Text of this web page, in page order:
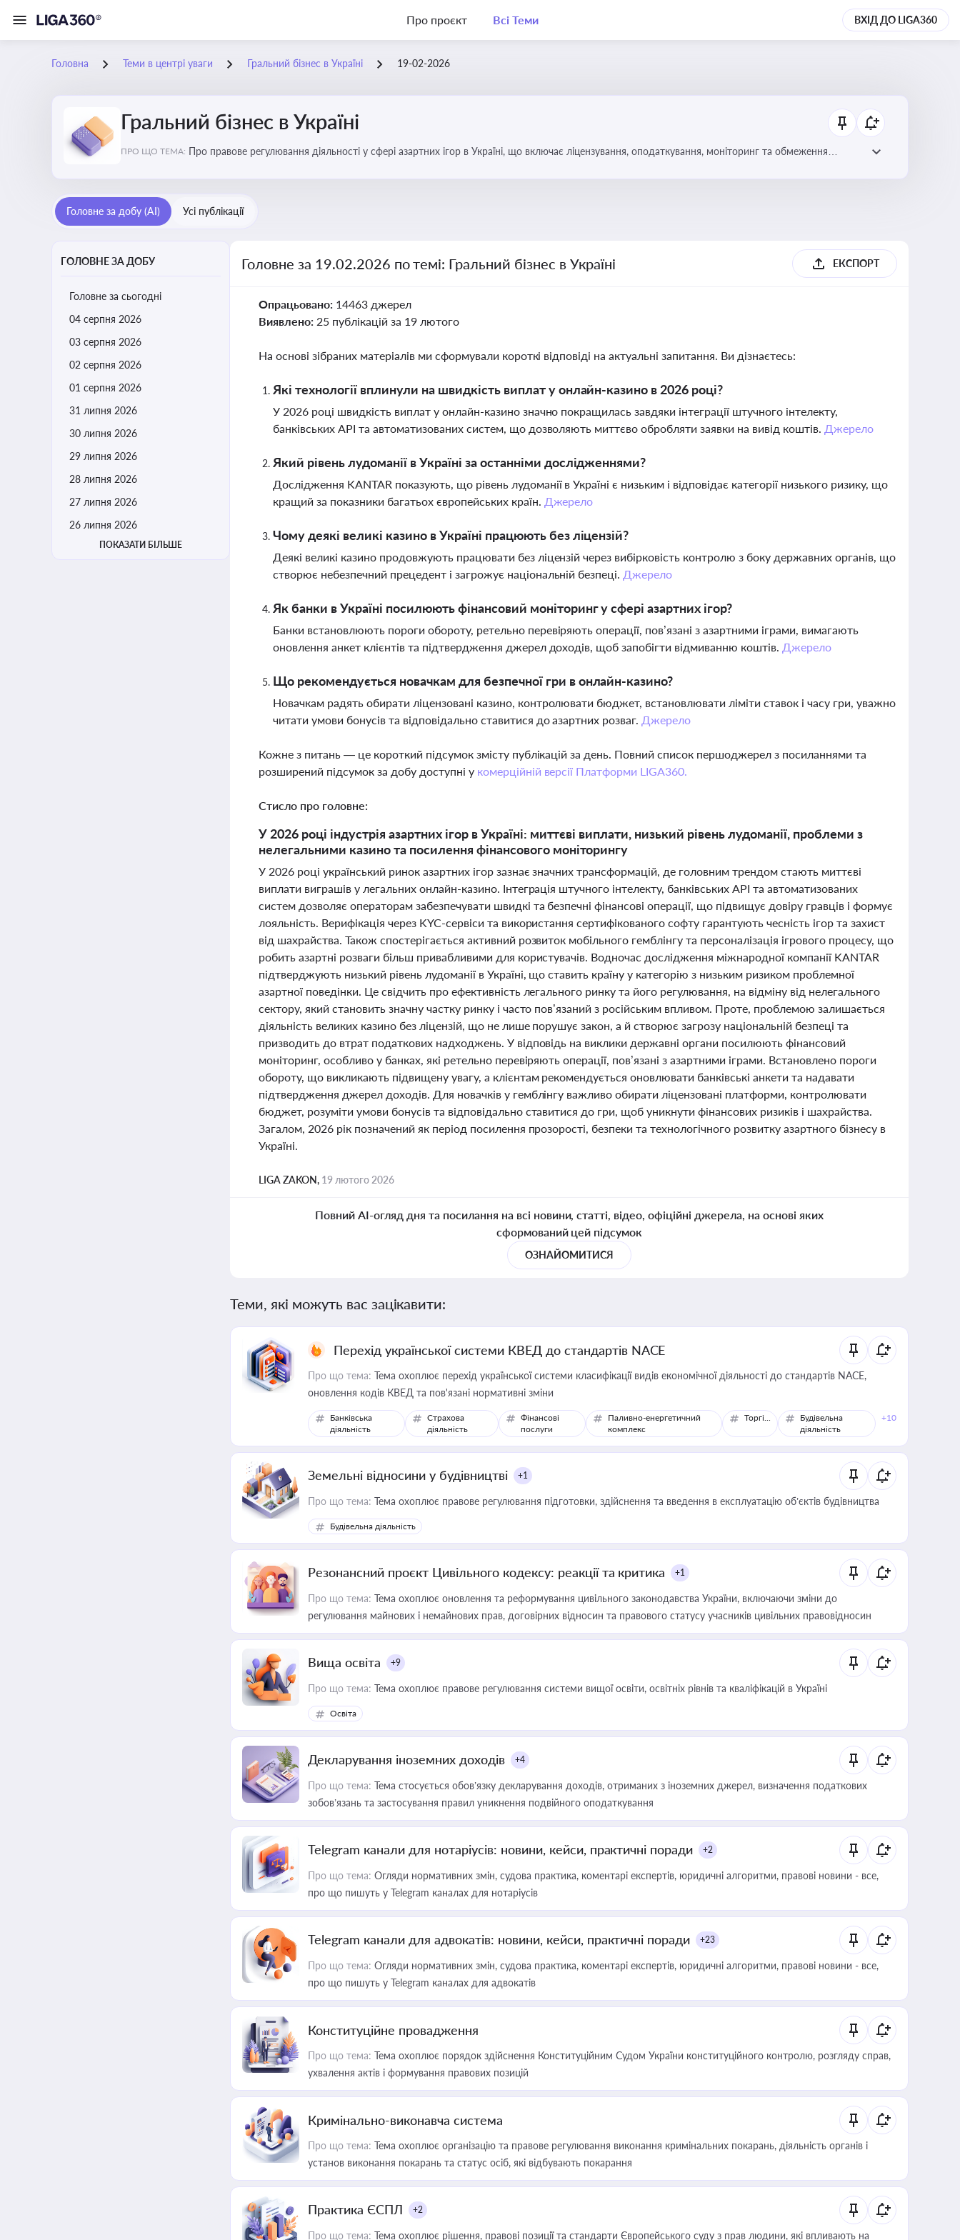
Про проєкт Всі Теми ВХІД ДО LIGA360
Головна Теми в центрі уваги Гральний бізнес в Україні 19-02-2026
Гральний бізнес в Україні
ПРО ЩО ТЕМА: Про правове регулювання діяльності у сфері азартних ігор в Україні, що включає ліцензування, оподаткування, моніторинг та обмеження
Головне за добу (AI) Усі публікації
ГОЛОВНЕ ЗА ДОБУ
Головне за сьогодні
04 серпня 2026
03 серпня 2026
02 серпня 2026
01 серпня 2026
31 липня 2026
30 липня 2026
29 липня 2026
28 липня 2026
27 липня 2026
26 липня 2026
ПОКАЗАТИ БІЛЬШЕ
Головне за 19.02.2026 по темі: Гральний бізнес в Україні ЕКСПОРТ
Опрацьовано: 14463 джерел
Виявлено: 25 публікацій за 19 лютого
На основі зібраних матеріалів ми сформували короткі відповіді на актуальні запитання. Ви дізнаєтесь:
Які технології вплинули на швидкість виплат у онлайн-казино в 2026 році?
У 2026 році швидкість виплат у онлайн-казино значно покращилась завдяки інтеграції штучного інтелекту,
банківських API та автоматизованих систем, що дозволяють миттєво обробляти заявки на вивід коштів. Джерело
Який рівень лудоманії в Україні за останніми дослідженнями?
Дослідження KANTAR показують, що рівень лудоманії в Україні є низьким і відповідає категорії низького ризику, що
кращий за показники багатьох європейських країн. Джерело
Чому деякі великі казино в Україні працюють без ліцензій?
Деякі великі казино продовжують працювати без ліцензій через вибірковість контролю з боку державних органів, що
створює небезпечний прецедент і загрожує національній безпеці. Джерело
Як банки в Україні посилюють фінансовий моніторинг у сфері азартних ігор?
Банки встановлюють пороги обороту, ретельно перевіряють операції, пов’язані з азартними іграми, вимагають
оновлення анкет клієнтів та підтвердження джерел доходів, щоб запобігти відмиванню коштів. Джерело
Що рекомендується новачкам для безпечної гри в онлайн-казино?
Новачкам радять обирати ліцензовані казино, контролювати бюджет, встановлювати ліміти ставок і часу гри, уважно
читати умови бонусів та відповідально ставитися до азартних розваг. Джерело
Кожне з питань — це короткий підсумок змісту публікацій за день. Повний список першоджерел з посиланнями та
розширений підсумок за добу доступні у комерційній версії Платформи LIGA360.
Стисло про головне:
У 2026 році індустрія азартних ігор в Україні: миттєві виплати, низький рівень лудоманії, проблеми з
нелегальними казино та посилення фінансового моніторингу
У 2026 році український ринок азартних ігор зазнає значних трансформацій, де головним трендом стають миттєві
виплати виграшів у легальних онлайн-казино. Інтеграція штучного інтелекту, банківських API та автоматизованих
систем дозволяє операторам забезпечувати швидкі та безпечні фінансові операції, що підвищує довіру гравців і формує
лояльність. Верифікація через KYC-сервіси та використання сертифікованого софту гарантують чесність ігор та захист
від шахрайства. Також спостерігається активний розвиток мобільного гемблінгу та персоналізація ігрового процесу, що
робить азартні розваги більш привабливими для користувачів. Водночас дослідження міжнародної компанії KANTAR
підтверджують низький рівень лудоманії в Україні, що ставить країну у категорію з низьким ризиком проблемної
азартної поведінки. Це свідчить про ефективність легального ринку та його регулювання, на відміну від нелегального
сектору, який становить значну частку ринку і часто пов’язаний з російським впливом. Проте, проблемою залишається
діяльність великих казино без ліцензій, що не лише порушує закон, а й створює загрозу національній безпеці та
призводить до втрат податкових надходжень. У відповідь на виклики державні органи посилюють фінансовий
моніторинг, особливо у банках, які ретельно перевіряють операції, пов’язані з азартними іграми. Встановлено пороги
обороту, що викликають підвищену увагу, а клієнтам рекомендується оновлювати банківські анкети та надавати
підтвердження джерел доходів. Для новачків у гемблінгу важливо обирати ліцензовані платформи, контролювати
бюджет, розуміти умови бонусів та відповідально ставитися до гри, щоб уникнути фінансових ризиків і шахрайства.
Загалом, 2026 рік позначений як період посилення прозорості, безпеки та технологічного розвитку азартного бізнесу в
Україні.
LIGA ZAKON, 19 лютого 2026
Повний AI-огляд дня та посилання на всі новини, статті, відео, офіційні джерела, на основі яких
сформований цей підсумок
ОЗНАЙОМИТИСЯ
Теми, які можуть вас зацікавити:
Перехід української системи КВЕД до стандартів NACE
Про що тема: Тема охоплює перехід української системи класифікації видів економічної діяльності до стандартів NACE,
оновлення кодів КВЕД та пов'язані нормативні зміни
Банківська
діяльність
Страхова
діяльність
Фінансові
послуги
Паливно-енергетичний
комплекс
Торгівля
Будівельна
діяльність
+10
Земельні відносини у будівництві +1
Про що тема: Тема охоплює правове регулювання підготовки, здійснення та введення в експлуатацію об’єктів будівництва
Будівельна діяльність
Резонансний проєкт Цивільного кодексу: реакції та критика +1
Про що тема: Тема охоплює оновлення та реформування цивільного законодавства України, включаючи зміни до
регулювання майнових і немайнових прав, договірних відносин та правового статусу учасників цивільних правовідносин
Вища освіта +9
Про що тема: Тема охоплює правове регулювання системи вищої освіти, освітніх рівнів та кваліфікацій в Україні
Освіта
Декларування іноземних доходів +4
Про що тема: Тема стосується обов’язку декларування доходів, отриманих з іноземних джерел, визначення податкових
зобов’язань та застосування правил уникнення подвійного оподаткування
Telegram канали для нотаріусів: новини, кейси, практичні поради +2
Про що тема: Огляди нормативних змін, судова практика, коментарі експертів, юридичні алгоритми, правові новини - все,
про що пишуть у Telegram каналах для нотаріусів
Telegram канали для адвокатів: новини, кейси, практичні поради +23
Про що тема: Огляди нормативних змін, судова практика, коментарі експертів, юридичні алгоритми, правові новини - все,
про що пишуть у Telegram каналах для адвокатів
Конституційне провадження
Про що тема: Тема охоплює порядок здійснення Конституційним Судом України конституційного контролю, розгляду справ,
ухвалення актів і формування правових позицій
Кримінально-виконавча система
Про що тема: Тема охоплює організацію та правове регулювання виконання кримінальних покарань, діяльність органів і
установ виконання покарань та статус осіб, які відбувають покарання
Практика ЄСПЛ +2
Про що тема: Тема охоплює рішення, правові позиції та стандарти Європейського суду з прав людини, які впливають на